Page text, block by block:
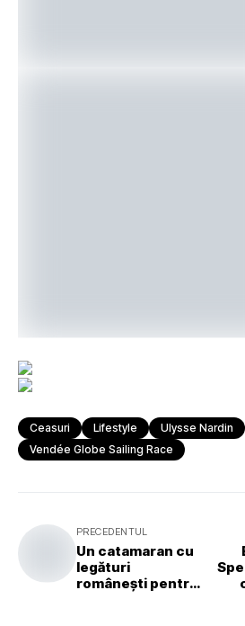
Ceasuri Lifestyle
Ulysse Nardin
Vendée Globe Sailing Race
PRECEDENTUL
Un catamaran cu
legături
românești pentru